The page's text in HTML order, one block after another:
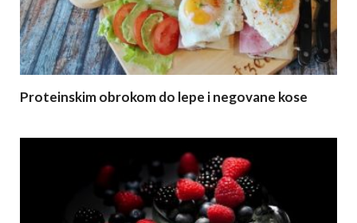
Proteinskim obrokom do lepe i negovane kose